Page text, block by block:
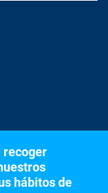
recoger
hábitos de